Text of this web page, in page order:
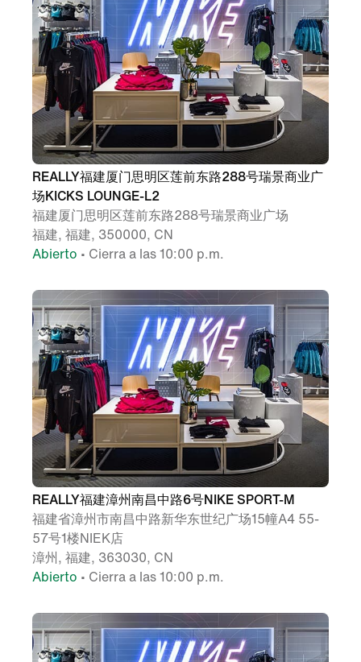
REALLY福建厦门思明区莲前东路288号瑞景商业广
场KICKS LOUNGE-L2
福建厦门思明区莲前东路288号瑞景商业广场
福建, 福建, 350000, CN
Abierto • Cierra a las 10:00 p.m.
REALLY福建漳州南昌中路6号NIKE SPORT-M
福建省漳州市南昌中路新华东世纪广场15幢A4 55-
57号1楼NIEK店
漳州, 福建, 363030, CN
Abierto • Cierra a las 10:00 p.m.